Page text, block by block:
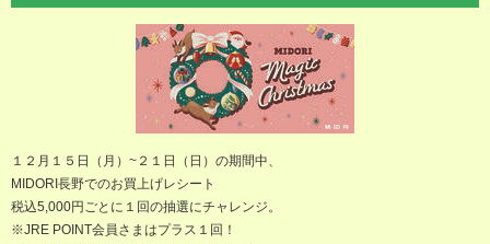
１２月１５日（月）~２１日（日）の期間中、
MIDORI長野でのお買上げレシート
税込5,000円ごとに１回の抽選にチャレンジ。
※JRE POINT会員さまはプラス１回！